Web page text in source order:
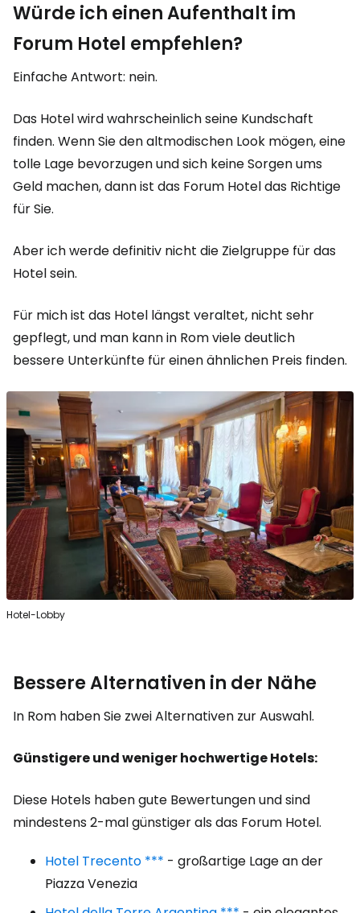
Würde ich einen Aufenthalt im
Forum Hotel empfehlen?
Einfache Antwort: nein.
Das Hotel wird wahrscheinlich seine Kundschaft
finden. Wenn Sie den altmodischen Look mögen, eine
tolle Lage bevorzugen und sich keine Sorgen ums
Geld machen, dann ist das Forum Hotel das Richtige
für Sie.
Aber ich werde definitiv nicht die Zielgruppe für das
Hotel sein.
Für mich ist das Hotel längst veraltet, nicht sehr
gepflegt, und man kann in Rom viele deutlich
bessere Unterkünfte für einen ähnlichen Preis finden.
Hotel-Lobby
Bessere Alternativen in der Nähe
In Rom haben Sie zwei Alternativen zur Auswahl.
Günstigere und weniger hochwertige Hotels:
Diese Hotels haben gute Bewertungen und sind
mindestens 2-mal günstiger als das Forum Hotel.
Hotel Trecento *** - großartige Lage an der
Piazza Venezia